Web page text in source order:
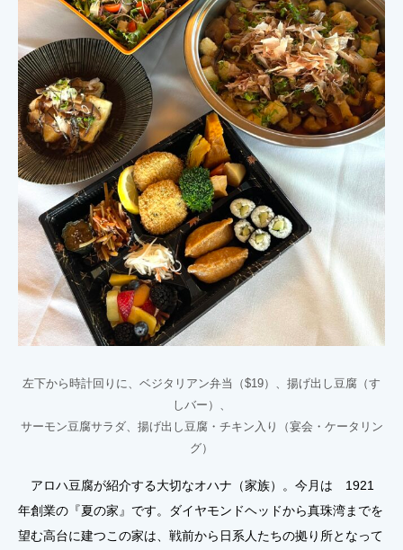
左下から時計回りに、ベジタリアン弁当（$19）、揚げ出し豆腐（す
しバー）、
サーモン豆腐サラダ、揚げ出し豆腐・チキン入り（宴会・ケータリン
グ）
アロハ豆腐が紹介する大切なオハナ（家族）。今月は 1921
年創業の『夏の家』です。ダイヤモンドヘッドから真珠湾までを
望む高台に建つこの家は、戦前から日系人たちの拠り所となって